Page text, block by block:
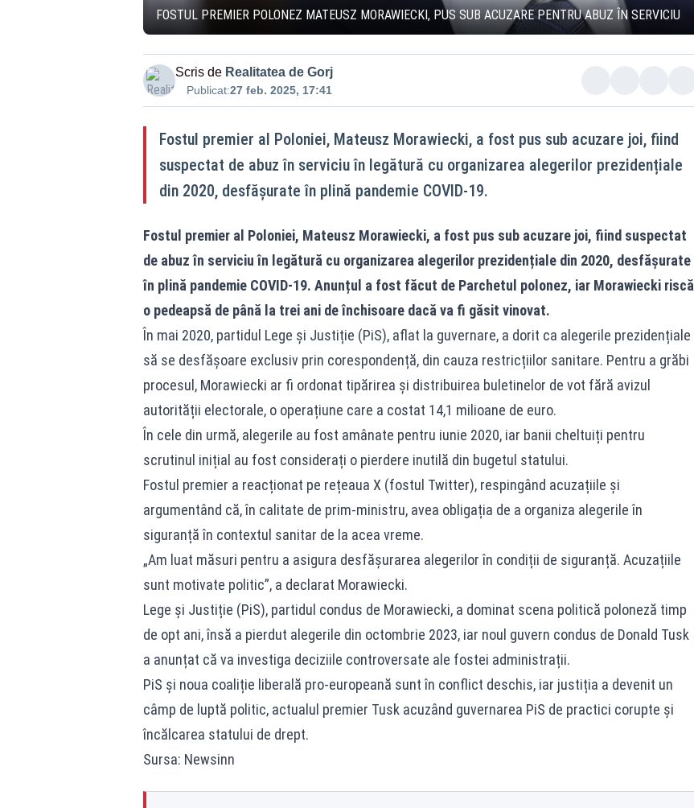
FOSTUL PREMIER POLONEZ MATEUSZ MORAWIECKI, PUS SUB ACUZARE PENTRU ABUZ ÎN SERVICIU
Scris de Realitatea de Gorj
Publicat:27 feb. 2025, 17:41
Fostul premier al Poloniei, Mateusz Morawiecki, a fost pus sub acuzare joi, fiind
suspectat de abuz în serviciu în legătură cu organizarea alegerilor prezidențiale
din 2020, desfășurate în plină pandemie COVID-19.
Fostul premier al Poloniei, Mateusz Morawiecki, a fost pus sub acuzare joi, fiind suspectat
de abuz în serviciu în legătură cu organizarea alegerilor prezidențiale din 2020, desfășurate
în plină pandemie COVID-19. Anunțul a fost făcut de Parchetul polonez, iar Morawiecki riscă
o pedeapsă de până la trei ani de închisoare dacă va fi găsit vinovat.
În mai 2020, partidul Lege și Justiție (PiS), aflat la guvernare, a dorit ca alegerile prezidențiale
să se desfășoare exclusiv prin corespondență, din cauza restricțiilor sanitare. Pentru a grăbi
procesul, Morawiecki ar fi ordonat tipărirea și distribuirea buletinelor de vot fără avizul
autorității electorale, o operațiune care a costat 14,1 milioane de euro.
În cele din urmă, alegerile au fost amânate pentru iunie 2020, iar banii cheltuiți pentru
scrutinul inițial au fost considerați o pierdere inutilă din bugetul statului.
Fostul premier a reacționat pe rețeaua X (fostul Twitter), respingând acuzațiile și
argumentând că, în calitate de prim-ministru, avea obligația de a organiza alegerile în
siguranță în contextul sanitar de la acea vreme.
„Am luat măsuri pentru a asigura desfășurarea alegerilor în condiții de siguranță. Acuzațiile
sunt motivate politic”, a declarat Morawiecki.
Lege și Justiție (PiS), partidul condus de Morawiecki, a dominat scena politică poloneză timp
de opt ani, însă a pierdut alegerile din octombrie 2023, iar noul guvern condus de Donald Tusk
a anunțat că va investiga deciziile controversate ale fostei administrații.
PiS și noua coaliție liberală pro-europeană sunt în conflict deschis, iar justiția a devenit un
câmp de luptă politic, actualul premier Tusk acuzând guvernarea PiS de practici corupte și
încălcarea statului de drept.
Sursa: Newsinn